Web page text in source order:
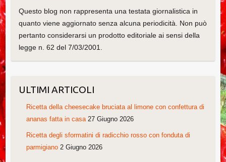
Questo blog non rappresenta una testata giornalistica in
quanto viene aggiornato senza alcuna periodicità. Non può
pertanto considerarsi un prodotto editoriale ai sensi della
legge n. 62 del 7/03/2001.
ULTIMI ARTICOLI
Ricetta della cheesecake bruciata al limone con confettura di
ananas fatta in casa 27 Giugno 2026
Ricetta degli sformatini di radicchio rosso con fonduta di
parmigiano 2 Giugno 2026